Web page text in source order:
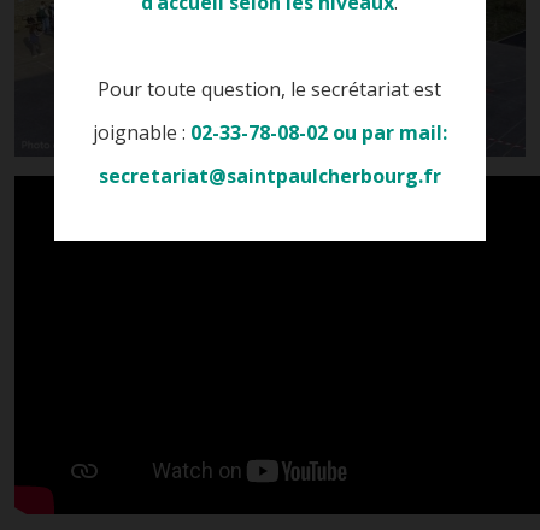
Pour toute question, le secrétariat est
joignable : 02-33-78-08-02 ou par mail:
secretariat@saintpaulcherbourg.fr